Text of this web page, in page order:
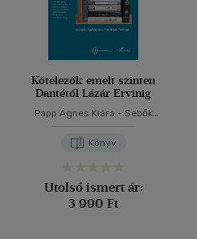
Kötelezők emelt szinten
Dantétól Lázár Ervinig
Papp Ágnes Klára - Sebők
Könyv
Utolsó ismert ár:
3 990 Ft